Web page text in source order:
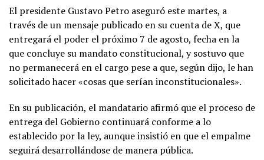
El presidente Gustavo Petro aseguró este martes, a
través de un mensaje publicado en su cuenta de X, que
entregará el poder el próximo 7 de agosto, fecha en la
que concluye su mandato constitucional, y sostuvo que
no permanecerá en el cargo pese a que, según dijo, le han
solicitado hacer «cosas que serían inconstitucionales».
En su publicación, el mandatario afirmó que el proceso de
entrega del Gobierno continuará conforme a lo
establecido por la ley, aunque insistió en que el empalme
seguirá desarrollándose de manera pública.